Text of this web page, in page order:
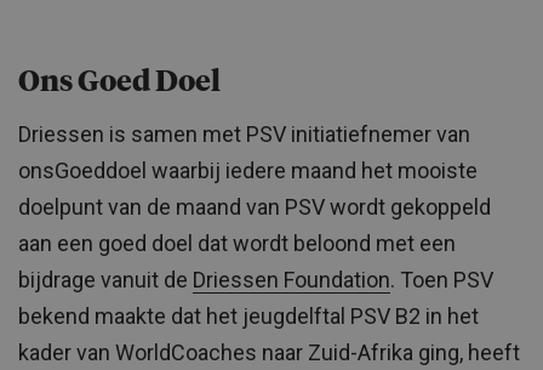
Ons Goed Doel
Driessen is samen met PSV initiatiefnemer van
onsGoeddoel waarbij iedere maand het mooiste
doelpunt van de maand van PSV wordt gekoppeld
aan een goed doel dat wordt beloond met een
bijdrage vanuit de Driessen Foundation. Toen PSV
bekend maakte dat het jeugdelftal PSV B2 in het
kader van WorldCoaches naar Zuid-Afrika ging, heeft